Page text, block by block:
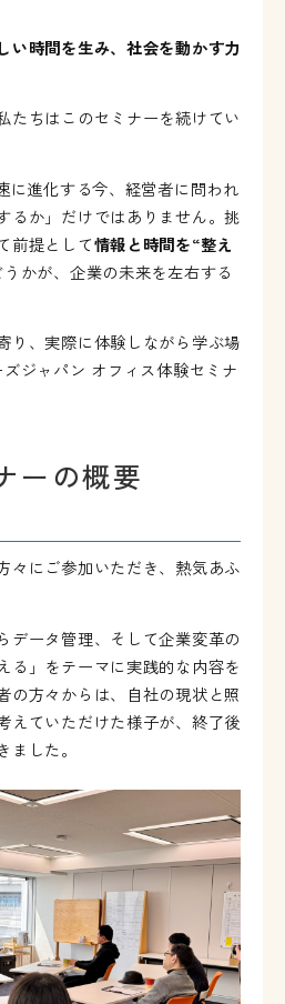
い時間を生み、社会を動かす力
たちはこのセミナーを続けてい
に進化する今、経営者に問われ
るか」だけではありません。挑
前提として情報と時間を“整え
かが、企業の未来を左右する
り、実際に体験しながら学ぶ場
ジャパン オフィス体験セミナ
ーの概要
々にご参加いただき、熱気あふ
データ管理、そして企業変革の
る」をテーマに実践的な内容を
の方々からは、自社の現状と照
えていただけた様子が、終了後
した。